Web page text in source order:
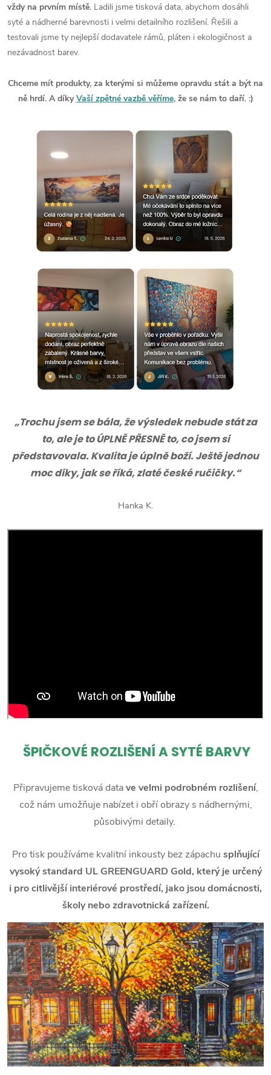
vždy na prvním místě. Ladili jsme tisková data, abychom dosáhli
syté a nádherné barevnosti i velmi detailního rozlišení. Řešili a
testovali jsme ty nejlepší dodavatele rámů, pláten i ekologičnost a
nezávadnost barev.
Chceme mít produkty, za kterými si můžeme opravdu stát a být na
ně hrdí. A díkyVaší zpětné vazbě věříme, že se nám to daří. :)
„Trochu jsem se bála, že výsledek nebude stát za
to, ale je to ÚPLNĚ PŘESNĚ to, co jsem si
představovala. Kvalita je úplně boží. Ještě jednou
moc díky, jak se říká, zlaté české ručičky.“
Hanka K.
ŠPIČKOVÉ ROZLIŠENÍ A SYTÉ BARVY
Připravujeme tisková datave velmi podrobném rozlišení,
což nám umožňuje nabízet i obří obrazy s nádhernými,
působivými detaily.
Pro tisk používáme kvalitní inkousty bez zápachu splňující
vysoký standard UL GREENGUARD Gold, který je určený
i pro citlivější interiérové prostředí, jako jsou domácnosti,
školy nebo zdravotnická zařízení.